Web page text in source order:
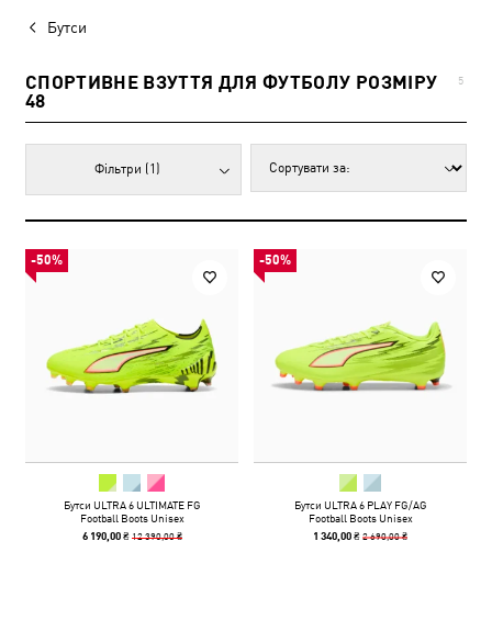
Бутси
СПОРТИВНЕ ВЗУТТЯ ДЛЯ ФУТБОЛУ РОЗМІРУ
48
5
Фільтри (1)
-50%
Бутси ULTRA 6 ULTIMATE FG
Football Boots Unisex
6 190,00 ₴ 12 390,00 ₴
-50%
Бутси ULTRA 6 PLAY FG/AG
Football Boots Unisex
1 340,00 ₴2 690,00 ₴